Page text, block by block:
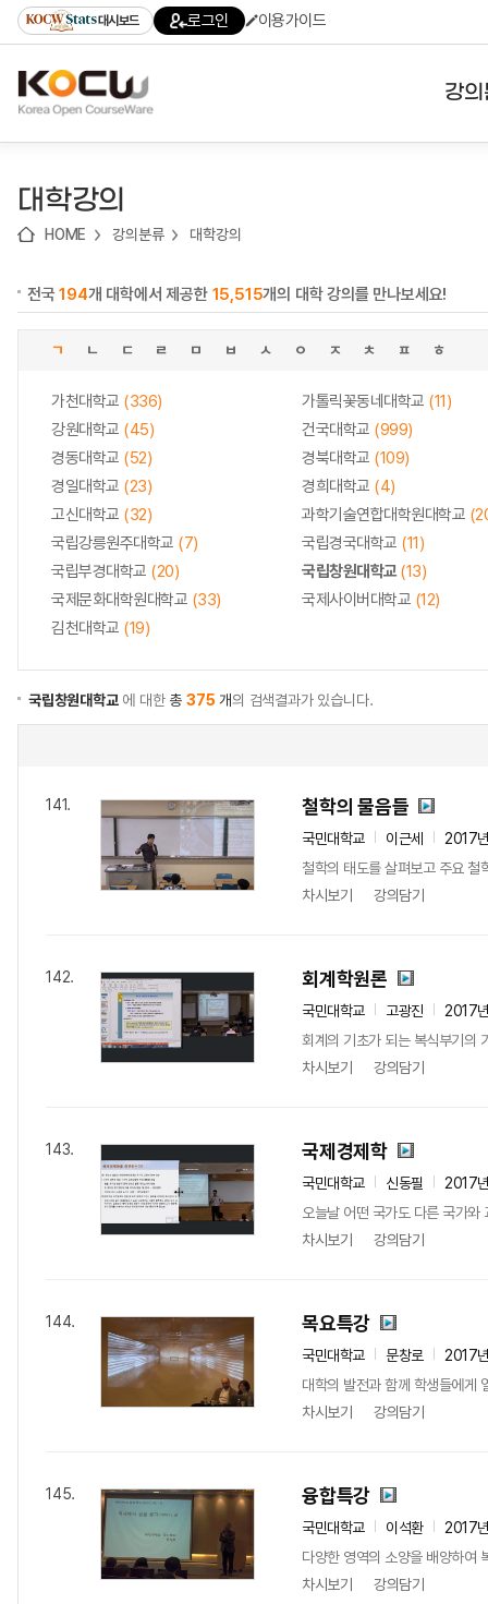
기
기
기
content)
가
대시보드 로그인 이용가이드
강
대학강의
HOME 강의분류 대학강의
전국194개 대학에서 제공한 15,515개의 대학 강의를 만나보세요!
ㄱ ㄴ ㄷ ㄹ ㅁ ㅂ ㅅ ㅇ ㅈ ㅊ ㅍ ㅎ
가천대학교 (336) 가톨릭꽃동네대학교 (11)
강원대학교 (45) 건국대학교 (999)
경동대학교 (52) 경북대학교 (109)
경일대학교 (23) 경희대학교 (4)
고신대학교 (32) 과학기술연합대학원대학교
국립강릉원주대학교 (7) 국립경국대학교 (11)
국립부경대학교 (20) 국립창원대학교(13)
국제문화대학원대학교 (33) 국제사이버대학교 (12)
김천대학교 (19)
국립창원대학교에 대한총375 개의 검색결과가 있습니다.
141. 철학의 물음들
국민대학교 이근세
2017
철학의 태도를 살펴보고 주요 철
차시보기
강의담기
142. 회계학원론
국민대학교 고광진
2017
회계의 기초가 되는 복식부기의
차시보기
강의담기
143. 국제경제학
국민대학교 신동필
2017
오늘날 어떤 국가도 다른 국가
차시보기
강의담기
144. 목요특강
국민대학교 문창로
2017
대학의 발전과 함께 학생들에게
차시보기
강의담기
145. 융합특강
국민대학교 이석환
2017
다양한 영역의 소양을 배양하여
차시보기
강의담기